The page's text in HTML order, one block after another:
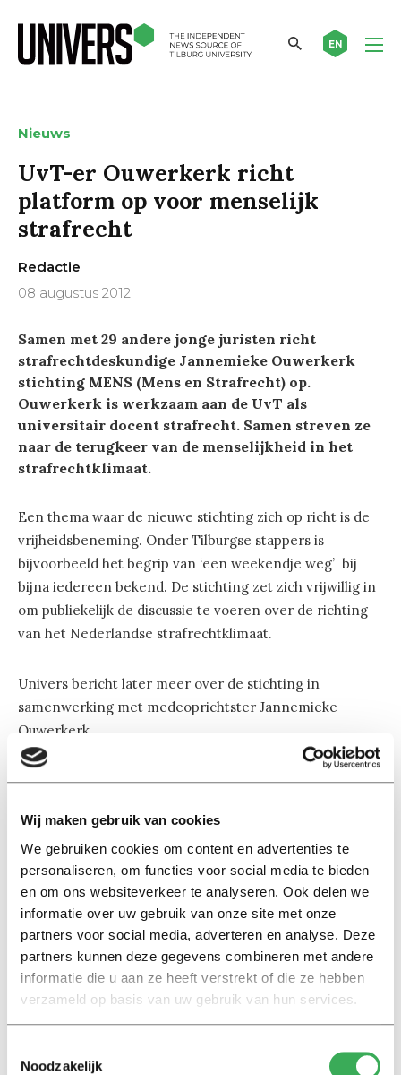
Wij maken gebruik van cookies
We gebruiken cookies om content en advertenties te
personaliseren, om functies voor social media te bieden
en om ons websiteverkeer te analyseren. Ook delen we
informatie over uw gebruik van onze site met onze
partners voor social media, adverteren en analyse. Deze
partners kunnen deze gegevens combineren met andere
informatie die u aan ze heeft verstrekt of die ze hebben
verzameld op basis van uw gebruik van hun services.
Noodzakelijk
EN
Nieuws
UvT-er Ouwerkerk richt
platform op voor menselijk
strafrecht
Redactie
08 augustus 2012
Samen met 29 andere jonge juristen richt
strafrechtdeskundige Jannemieke Ouwerkerk
stichting MENS (Mens en Strafrecht) op.
Ouwerkerk is werkzaam aan de UvT als
universitair docent strafrecht. Samen streven ze
naar de terugkeer van de menselijkheid in het
strafrechtklimaat.
Een thema waar de nieuwe stichting zich op richt is de
vrijheidsbeneming. Onder Tilburgse stappers is
bijvoorbeeld het begrip van ‘een weekendje weg’ bij
bijna iedereen bekend. De stichting zet zich vrijwillig in
om publiekelijk de discussie te voeren over de richting
van het Nederlandse strafrechtklimaat.
Univers bericht later meer over de stichting in
samenwerking met medeoprichtster Jannemieke
Ouwerkerk.
Lees ook
Marion Koopmans over online
bedreigingen en desinformatie:
‘Wetenschappers, kom die
ivoren toren uit’